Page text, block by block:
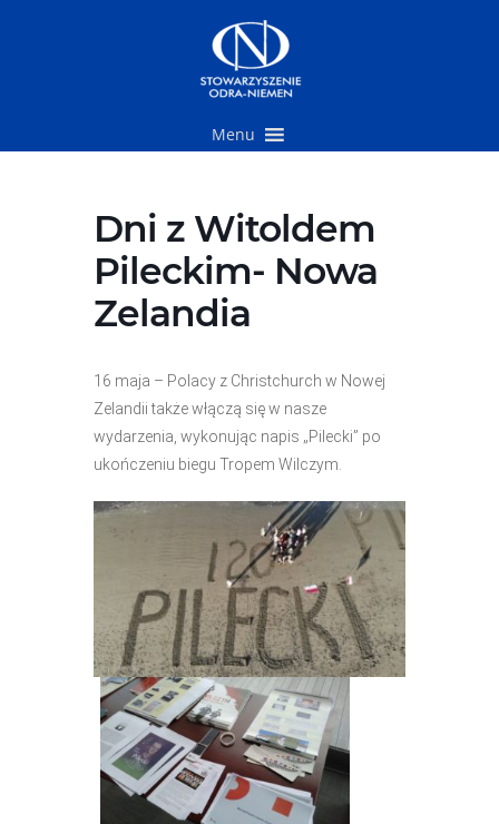
Menu
Dni z Witoldem
Pileckim- Nowa
Zelandia
16 maja – Polacy z Christchurch w Nowej
Zelandii także włączą się w nasze
wydarzenia, wykonując napis „Pilecki” po
ukończeniu biegu Tropem Wilczym.